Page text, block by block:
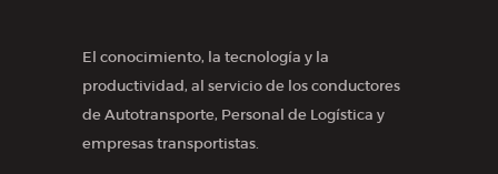
El conocimiento, la tecnología y la
productividad, al servicio de los conductores
de Autotransporte, Personal de Logística y
empresas transportistas.